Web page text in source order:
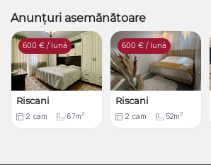
Anunțuri asemănătoare
600 € / lună
Riscani
2 cam 67m2
600 € / lună
Riscani
2 cam 52m2